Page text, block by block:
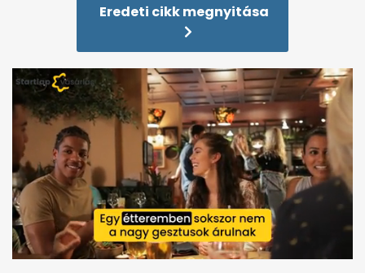
Eredeti cikk megnyitása